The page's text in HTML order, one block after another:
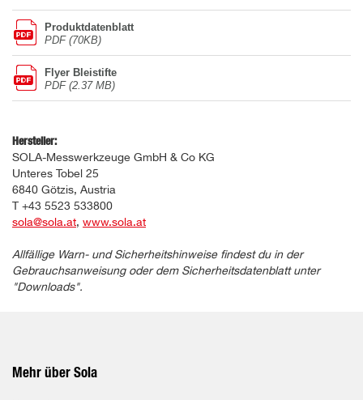
Produktdatenblatt
PDF (70KB)
Flyer Bleistifte
PDF (2.37 MB)
Hersteller:
SOLA-Messwerkzeuge GmbH & Co KG
Unteres Tobel 25
6840 Götzis, Austria
T +43 5523 533800
sola@sola.at, www.sola.at
Allfällige Warn- und Sicherheitshinweise findest du in der
Gebrauchsanweisung oder dem Sicherheitsdatenblatt unter
"Downloads".
Mehr über Sola